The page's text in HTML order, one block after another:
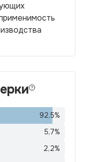
92,5%
5,7%
2,2%